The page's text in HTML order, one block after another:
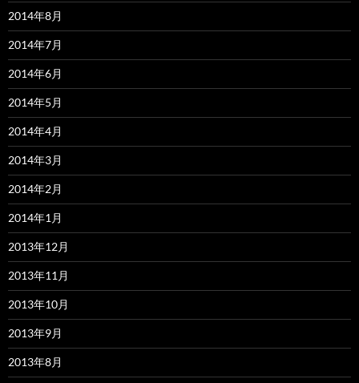
2014年8月
2014年7月
2014年6月
2014年5月
2014年4月
2014年3月
2014年2月
2014年1月
2013年12月
2013年11月
2013年10月
2013年9月
2013年8月